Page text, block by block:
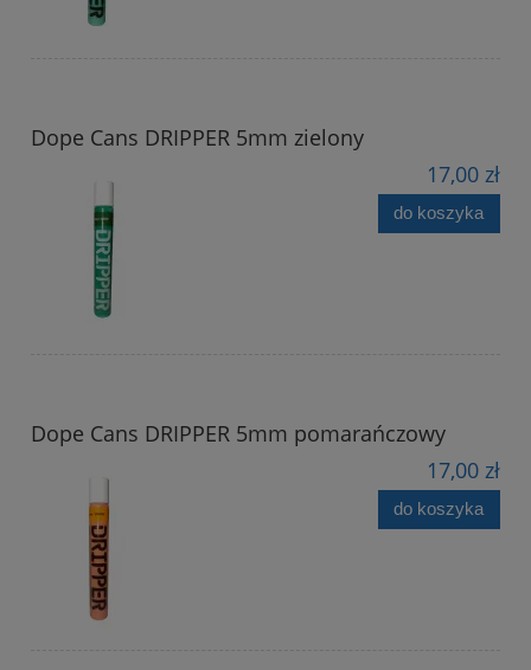
Dope Cans DRIPPER 5mm zielony
17,00 zł
do koszyka
Dope Cans DRIPPER 5mm pomarańczowy
17,00 zł
do koszyka